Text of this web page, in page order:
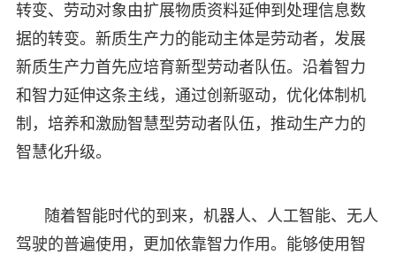
转变、劳动对象由扩展物质资料延伸到处理信息数
据的转变。新质生产力的能动主体是劳动者，发展
新质生产力首先应培育新型劳动者队伍。沿着智力
和智力延伸这条主线，通过创新驱动，优化体制机
制，培养和激励智慧型劳动者队伍，推动生产力的
智慧化升级。
随着智能时代的到来，机器人、人工智能、无人
驾驶的普遍使用，更加依靠智力作用。能够使用智